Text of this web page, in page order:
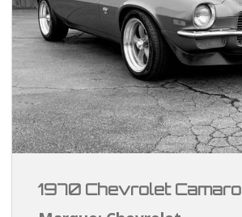
1970 Chevrolet Camaro